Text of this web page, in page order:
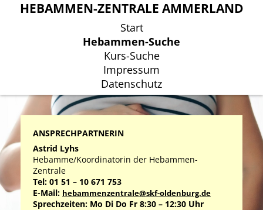
HEBAMMEN-ZENTRALE AMMERLAND
Start
Hebammen-Suche
Kurs-Suche
Impressum
Datenschutz
HEBAMMEN-ZENTRALE AMMERLAND
Start
Hebammen-Suche
Kurs-Suche
Impressum
Datenschutz
ANSPRECHPARTNERIN
Astrid Lyhs
Hebamme/Koordinatorin der Hebammen-
Zentrale
Tel: 01 51 – 10 671 753
E-Mail: hebammenzentrale@skf-oldenburg.de
Sprechzeiten: Mo Di Do Fr 8:30 – 12:30 Uhr